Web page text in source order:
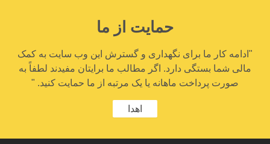
حمایت از ما
"ادامه کار ما برای نگهداری و گسترش این وب سایت به کمک
مالی شما بستگی دارد. اگر مطالب ما برایتان مفیدند لطفاً به
صورت پرداخت ماهانه یا یک مرتبه از ما حمایت کنید. "
اهدا